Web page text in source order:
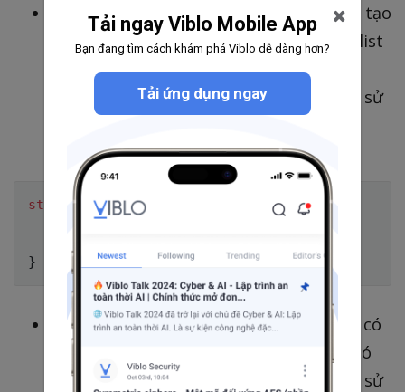
Bây giờ chúng ta muốn cho phép user
tạo
cáo nhóm content
như ví dụ tạo một list
favorite, hoặc tổ chức sắp xếp các thứ
bằng thư mục. Một ý tưởng xuất hiện là sử
dung thuộc về nó:
struct Group {
name
}
Tuy nhiên trong khi cách triển khai trên có
vẻ rất gọn gàng, rõ ràng nhưng nó vẫn có
khuyết điểm trong trường hợp này. Việc sử
Tải ngay Viblo Mobile App
Bạn đang tìm cách khám phá Viblo dễ dàng hơn?
Tải ứng dụng ngay